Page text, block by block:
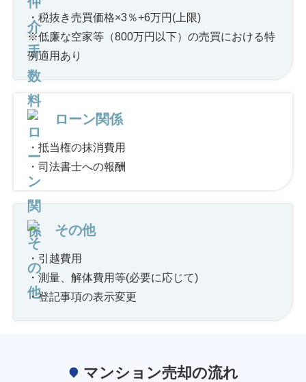
・税抜き売買価格×3％+6万円(上限)
※低廉な空家等（800万円以下）の売買における特
例適用あり
ローン関係
・抵当権の抹消費用
・司法書士への報酬
その他
・引越費用
・測量、解体費用等(必要に応じて)
・登記事項の表示変更
マンション売却の流れ